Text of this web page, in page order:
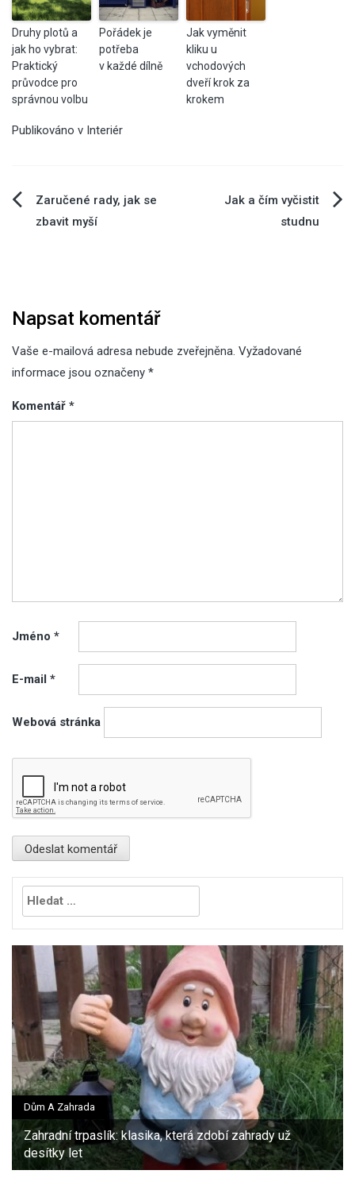
Druhy plotů a
jak ho vybrat:
Praktický
průvodce pro
správnou volbu
Pořádek je
potřeba
v každé dílně
Jak vyměnit
kliku u
vchodových
dveří krok za
krokem
Publikováno v Interiér
Navigace
Zaručené rady, jak se
zbavit myší
Jak a čím vyčistit
studnu
Napsat komentář
Vaše e-mailová adresa nebude zveřejněna. Vyžadované
informace jsou označeny *
Komentář *
Jméno *
E-mail *
Webová stránka
Vyhledávání
Dům A Zahrada
Zahradní trpaslík: klasika, která zdobí zahrady už
desítky let